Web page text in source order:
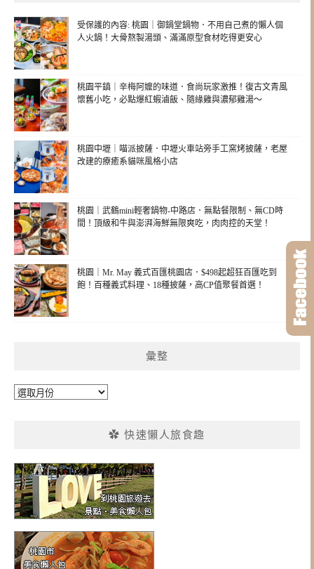
受保護的內容: 桃園｜御鍋堂鍋物．不用自己煮的懶人個
人火鍋！大骨熬製湯頭、滿滿原型食材吃得更安心
桃園平鎮｜辛梅阿嬤的味道．食尚玩家激推！復古文青風
懷舊小吃，必點爆紅蝦滷飯、隨緣雞與濃郁雞湯～
桃園中壢｜喵派披薩．中壢火車站旁手工窯烤披薩，老屋
改建的療癒系貓咪風格小店
桃園｜武鶴mini輕奢鍋物-中路店．無點餐限制、無CD時
間！頂級和牛與澎湃海鮮無限爽吃，肉肉控的天堂！
桃園｜Mr. May 義式百匯桃園店．$498起超狂百匯吃到
飽！百種義式料理、18種披薩，高CP值聚餐首選！
彙整
彙
✿ 快速懶人旅食趣